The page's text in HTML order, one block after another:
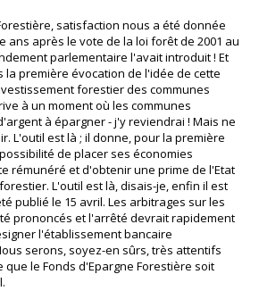
satisfaction nous a été donnée
ans après le vote de la loi forêt de 2001 au
parlementaire l'avait introduit ! Et
première évocation de l'idée de cette
forestier des communes
à un moment où les communes
à épargner - j'y reviendrai ! Mais ne
L'outil est là ; il donne, pour la première
de placer ses économies
rémunéré et d'obtenir une prime de l'Etat
L'outil est là, disais-je, enfin il est
publié le 15 avril. Les arbitrages sur les
prononcés et l'arrêté devrait rapidement
l'établissement bancaire
serons, soyez-en sûrs, très attentifs
le Fonds d'Epargne Forestière soit